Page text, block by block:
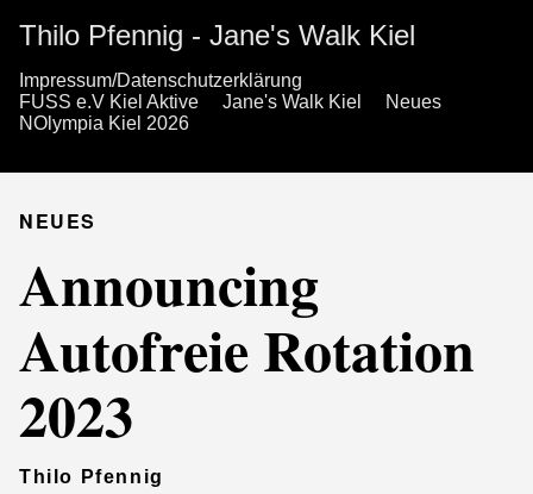
Thilo Pfennig - Jane's Walk Kiel
Impressum/Datenschutzerklärung
FUSS e.V Kiel Aktive
Jane's Walk Kiel
Neues
NOlympia Kiel 2026
NEUES
Announcing
Autofreie Rotation
2023
Thilo Pfennig